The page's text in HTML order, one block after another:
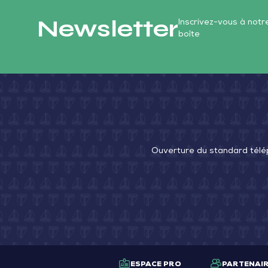
NewsletterInscrivez-vous à
boîte
Ouverture du standard
ESPACE PRO